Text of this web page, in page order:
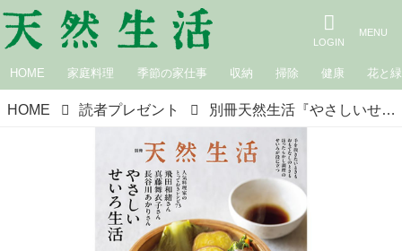
HOME 家庭料理 季節の家仕事 収納 掃除 健康 花と緑
HOME 読者プレゼント 別冊天然生活『やさしいせいろ生活』掲載「曲物工房清水」さんの中華せいろを、2名さまにプレゼント